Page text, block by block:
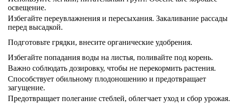
освещение.
Избегайте переувлажнения и пересыхания. Закаливание рассады
перед высадкой.
Подготовьте грядки, внесите органические удобрения.
Избегайте попадания воды на листья, поливайте под корень.
Важно соблюдать дозировку, чтобы не перекормить растения.
Способствует обильному плодоношению и предотвращает
загущение.
Предотвращает полегание стеблей, облегчает уход и сбор урожая.